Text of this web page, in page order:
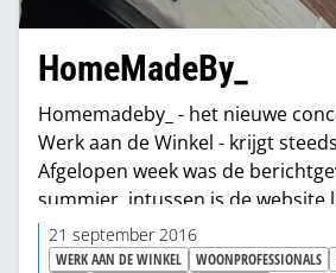
HomeMadeBy_
Homemadeby_ - het nieuwe
Werk aan de Winkel - krijgt
Afgelopen week was de
summier, intussen is de website
Facebook vol van de foto's van
21 september 2016
WERK AAN DE WINKEL WOONPROFESSIONALS